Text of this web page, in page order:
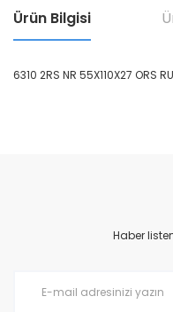
Ürün Bilgisi
6310 2RS NR 55X110X27 ORS
Ürün resmi kalitesiz,
Ürün açıklamasında
Haber